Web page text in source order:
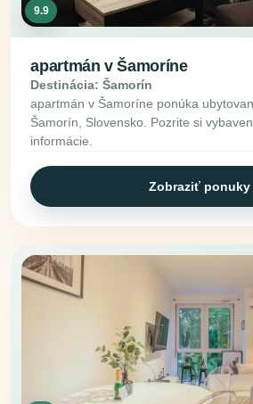
9.9
apartmán v Šamoríne
Destinácia: Šamorín
apartmán v Šamoríne ponúka
Šamorín, Slovensko. Pozrite si
informácie.
Zobraziť ponuky